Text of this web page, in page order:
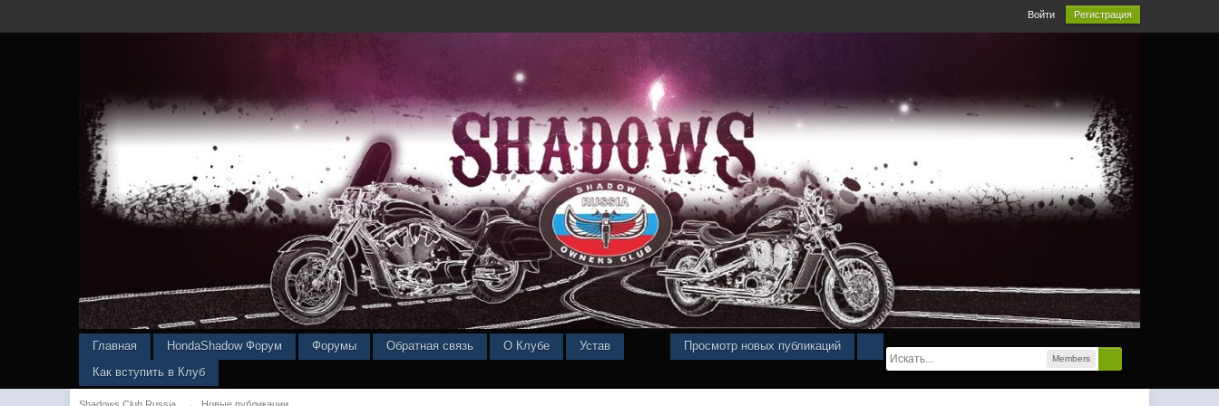
Войти Регистрация
Members
Просмотр новых публикаций
Главная HondaShadow Форум Форумы Обратная связь О Клубе
Устав
Как вступить в Клуб